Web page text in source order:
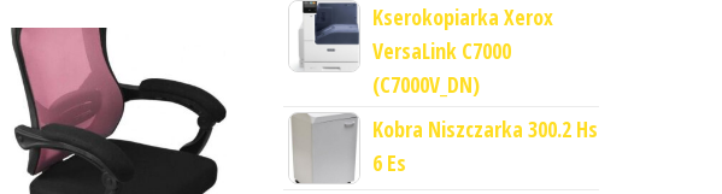
Kserokopiarka Xerox
VersaLink C7000
(C7000V_DN)
Kobra Niszczarka 300.2 Hs
6 Es